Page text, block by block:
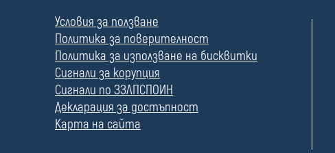
л
е
Условия за ползване
Политика за поверителност
Политика за използване на бисквитки
Сигнали за корупция
Сигнали по ЗЗЛПСПОИН
Декларация за достъпност
Карта на сайта